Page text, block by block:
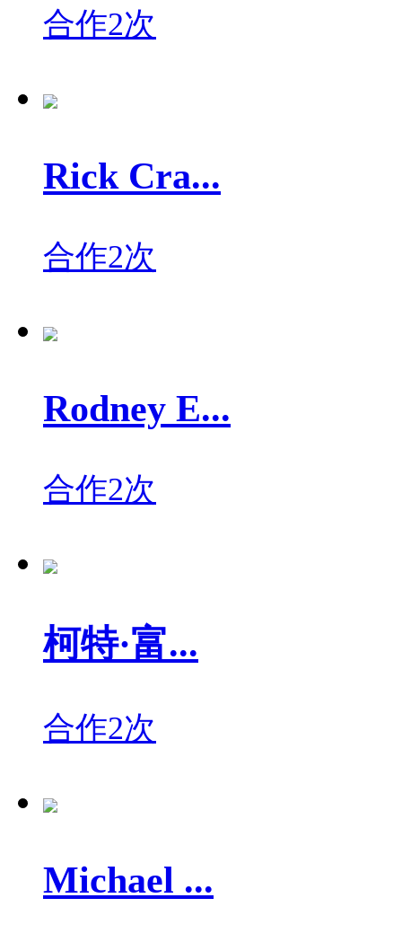
合作2次
Rick Cra...
合作2次
Rodney E...
合作2次
柯特·富...
合作2次
Michael ...